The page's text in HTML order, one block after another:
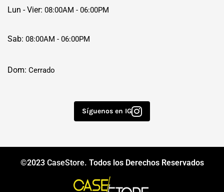
Lun - Vier: 08:00AM - 06:00PM
Sab: 08:00AM - 06:00PM
Dom: Cerrado
Síguenos en IG
©2023 CaseStore. Todos los Derechos Reservados